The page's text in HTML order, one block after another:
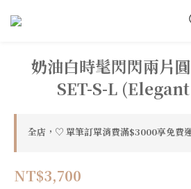
奶油白時髦閃閃兩片
SET-S-L
全店，♡ 單筆訂單消費滿$3000享免費
NT$3,700